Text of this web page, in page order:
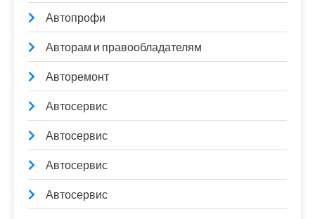
Автопрофи
Авторам и правообладателям
Авторемонт
Автосервис
Автосервис
Автосервис
Автосервис